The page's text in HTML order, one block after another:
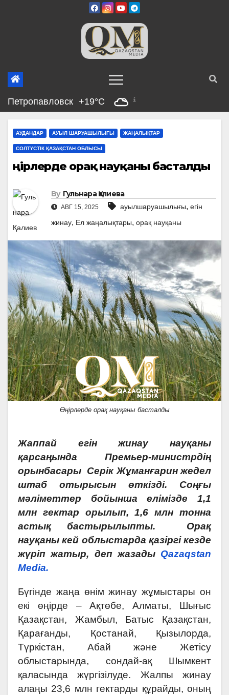
Петропавловск +19°C
АУДАНДАР АУЫЛ ШАРУАШЫЛЫҒЫ ЖАҢАЛЫҚТАР
СОЛТҮСТІК ҚАЗАҚСТАН ОБЛЫСЫ
Өңірлерде орақ науқаны басталды
By Гульнара Қалиева
АВГ 15, 2025 ауылшаруашылығы, егін
жинау, Ел жаңалықтары, орақ науқаны
Өңірлерде орақ науқаны басталды
Жаппай егін жинау науқаны
қарсаңында Премьер-министрдің
орынбасары Серік Жұманғарин жедел
штаб отырысын өткізді. Соңғы
мәліметтер бойынша елімізде 1,1
млн гектар орылып, 1,6 млн тонна
астық бастырылыпты. Орақ
науқаны кей облыстарда қазіргі кезде
жүріп жатыр, деп жазады Qazaqstan
Media.
Бүгінде жаңа өнім жинау жұмыстары он
екі өңірде – Ақтөбе, Алматы, Шығыс
Қазақстан, Жамбыл, Батыс Қазақстан,
Қарағанды, Қостанай, Қызылорда,
Түркістан, Абай және Жетісу
облыстарында, сондай-ақ Шымкент
қаласында жүргізілуде. Жалпы жинау
алаңы 23,6 млн гектарды құрайды, оның